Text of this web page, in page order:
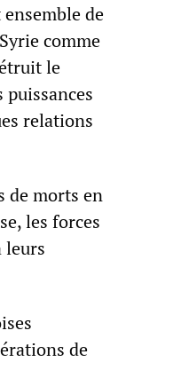
de
comme
le
relations
de morts en
les forces
leurs
de